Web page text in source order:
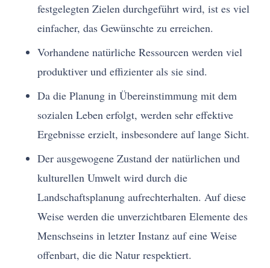
festgelegten Zielen durchgeführt wird, ist es viel
einfacher, das Gewünschte zu erreichen.
Vorhandene natürliche Ressourcen werden viel
produktiver und effizienter als sie sind.
Da die Planung in Übereinstimmung mit dem
sozialen Leben erfolgt, werden sehr effektive
Ergebnisse erzielt, insbesondere auf lange Sicht.
Der ausgewogene Zustand der natürlichen und
kulturellen Umwelt wird durch die
Landschaftsplanung aufrechterhalten. Auf diese
Weise werden die unverzichtbaren Elemente des
Menschseins in letzter Instanz auf eine Weise
offenbart, die die Natur respektiert.